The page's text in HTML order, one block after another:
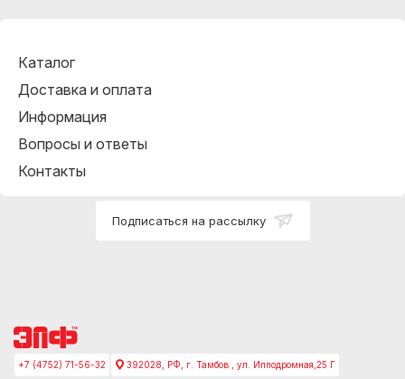
Каталог
Доставка и оплата
Информация
Вопросы и ответы
Контакты
Подписаться на рассылку
+7 (4752) 71-56-32 392028, РФ, г. Тамбов , ул. Ипподромная,25 Г